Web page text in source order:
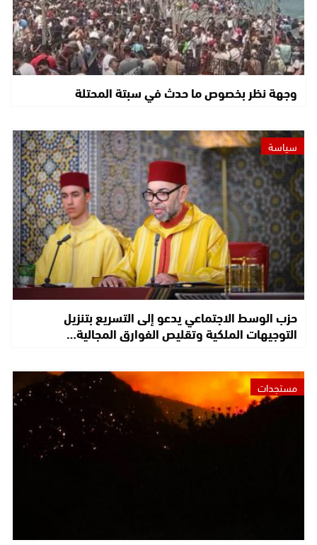
وجهة نظر بخصوص ما حدث في سبتة المحتلة
سياسة
حزب الوسط الاجتماعي يدعو إلى التسريع بتنزيل
التوجيهات الملكية وتقليص الفوارق المجالية…
مستجدات